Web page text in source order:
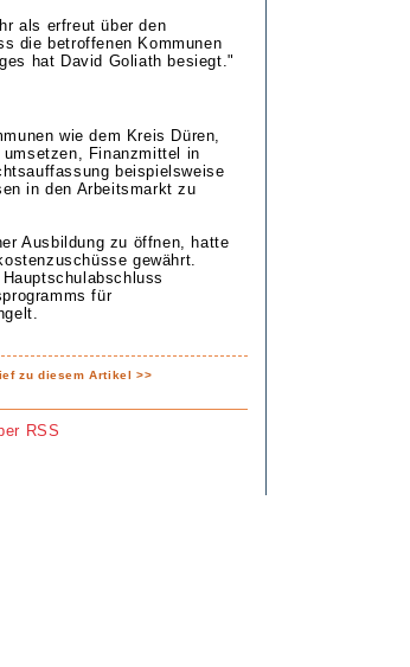
als erfreut über den
die betroffenen Kommunen
hat David Goliath besiegt."
wie dem Kreis Düren,
Finanzmittel in
beispielsweise
in den Arbeitsmarkt zu
Ausbildung zu öffnen, hatte
gewährt.
für
zu diesem Artikel >>
RSS